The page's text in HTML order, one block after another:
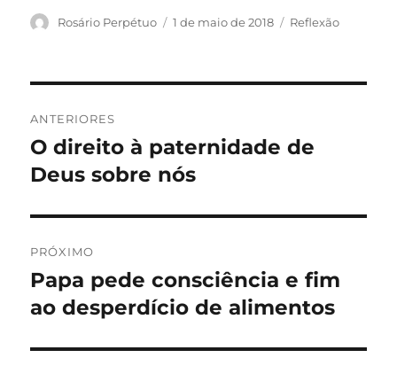
Autor
Rosário Perpétuo
Publicado
1 de maio de 2018 Categorias
Reflexão
de
Post
ANTERIORES
Post
anterior:
O direito à paternidade de
Deus sobre nós
PRÓXIMO
Próximo
post:
Papa pede consciência e fim
ao desperdício de alimentos